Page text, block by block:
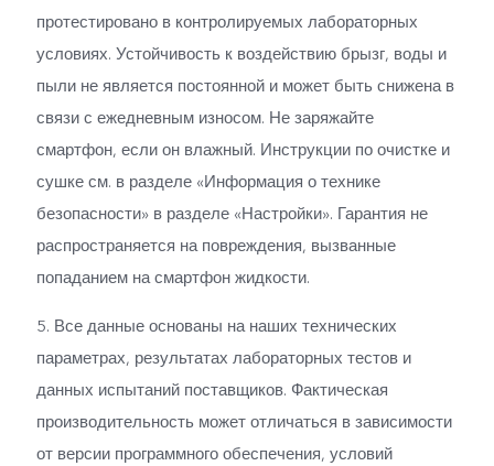
протестировано в контролируемых лабораторных
условиях. Устойчивость к воздействию брызг, воды и
пыли не является постоянной и может быть снижена в
связи с ежедневным износом. Не заряжайте
смартфон, если он влажный. Инструкции по очистке и
сушке см. в разделе «Информация о технике
безопасности» в разделе «Настройки». Гарантия не
распространяется на повреждения, вызванные
попаданием на смартфон жидкости.
5. Все данные основаны на наших технических
параметрах, результатах лабораторных тестов и
данных испытаний поставщиков. Фактическая
производительность может отличаться в зависимости
от версии программного обеспечения, условий